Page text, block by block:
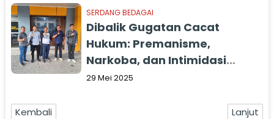
SERDANG BEDAGAI
Dibalik Gugatan Cacat
Hukum: Premanisme,
Narkoba, dan Intimidasi
terhadap Petani
29 Mei 2025
Kembali Lanjut